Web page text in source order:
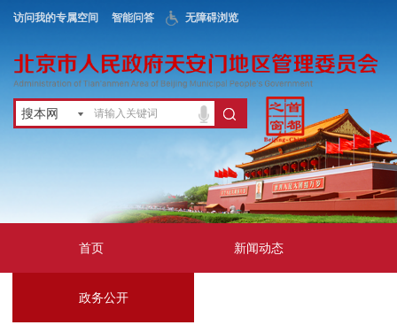
访问我的专属空间 智能问答 无障碍浏览
搜本网
首页 新闻动态
政务公开